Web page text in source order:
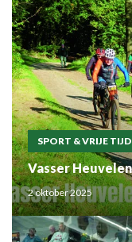
SPORT & VRIJE TIJD
2 oktober 2025